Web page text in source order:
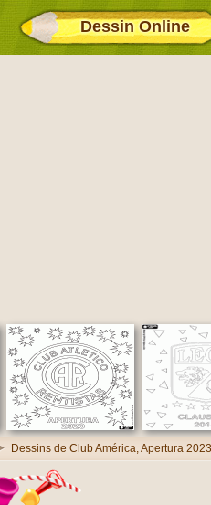
Dessin Online
Dessins de Club América, Apertura 2023